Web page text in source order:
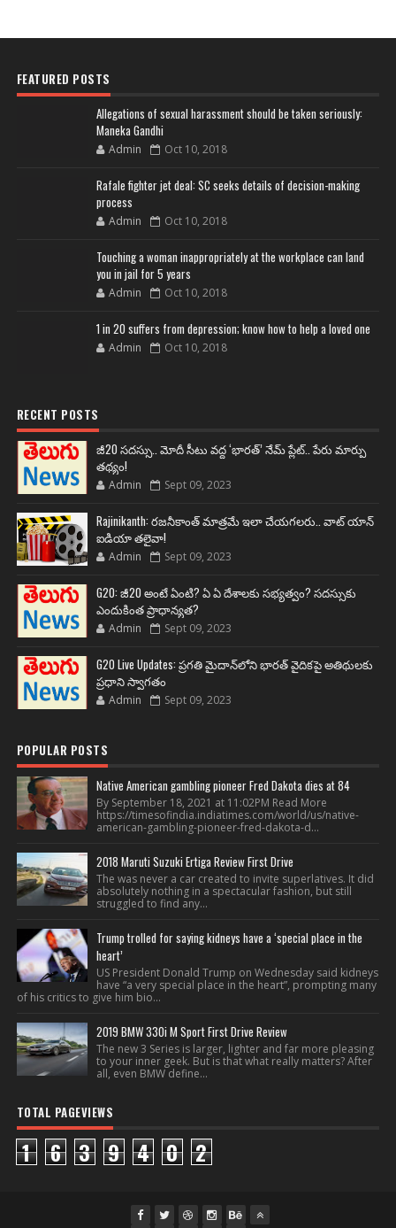
FEATURED POSTS
Allegations of sexual harassment should be taken seriously:
Maneka Gandhi
Admin Oct 10, 2018
Rafale fighter jet deal: SC seeks details of decision-making
process
Admin Oct 10, 2018
Touching a woman inappropriately at the workplace can land
you in jail for 5 years
Admin Oct 10, 2018
1 in 20 suffers from depression; know how to help a loved one
Admin Oct 10, 2018
RECENT POSTS
జీ20 సదస్సు.. మోదీ సీటు వద్ద ‘భారత్’ నేమ్ ప్లేట్‌.. పేరు మార్పు
తథ్యం!
Admin Sept 09, 2023
Rajinikanth: రజనీకాంత్ మాత్రమే ఇలా చేయగలరు.. వాట్ యాన్
ఐడియా తలైవా!
Admin Sept 09, 2023
G20: జీ20 అంటే ఏంటి? ఏ ఏ దేశాలకు సభ్యత్వం? సదస్సుకు
ఎందుకింత ప్రాధాన్యత?
Admin Sept 09, 2023
G20 Live Updates: ప్రగతి మైదాన్‌లోని భారత్ వైదికపై అతిథులకు
ప్రధాని స్వాగతం
Admin Sept 09, 2023
POPULAR POSTS
Native American gambling pioneer Fred Dakota dies at 84
By September 18, 2021 at 11:02PM Read More
https://timesofindia.indiatimes.com/world/us/native-
american-gambling-pioneer-fred-dakota-d...
2018 Maruti Suzuki Ertiga Review First Drive
The was never a car created to invite superlatives. It did
absolutely nothing in a spectacular fashion, but still
struggled to find any...
Trump trolled for saying kidneys have a ‘special place in the
heart’
US President Donald Trump on Wednesday said kidneys
have “a very special place in the heart”, prompting many
of his critics to give him bio...
2019 BMW 330i M Sport First Drive Review
The new 3 Series is larger, lighter and far more pleasing
to your inner geek. But is that what really matters? After
all, even BMW define...
TOTAL PAGEVIEWS
1 6 3 9 4 0 2